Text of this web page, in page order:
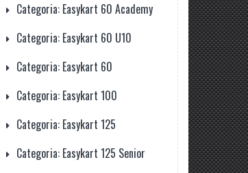
Categoria: Easykart 60 Academy
Categoria: Easykart 60 U10
Categoria: Easykart 60
Categoria: Easykart 100
Categoria: Easykart 125
Categoria: Easykart 125 Senior